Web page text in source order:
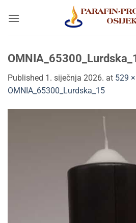
Published 1. siječnja 2026. at 529
OMNIA_65300_Lurdska_15